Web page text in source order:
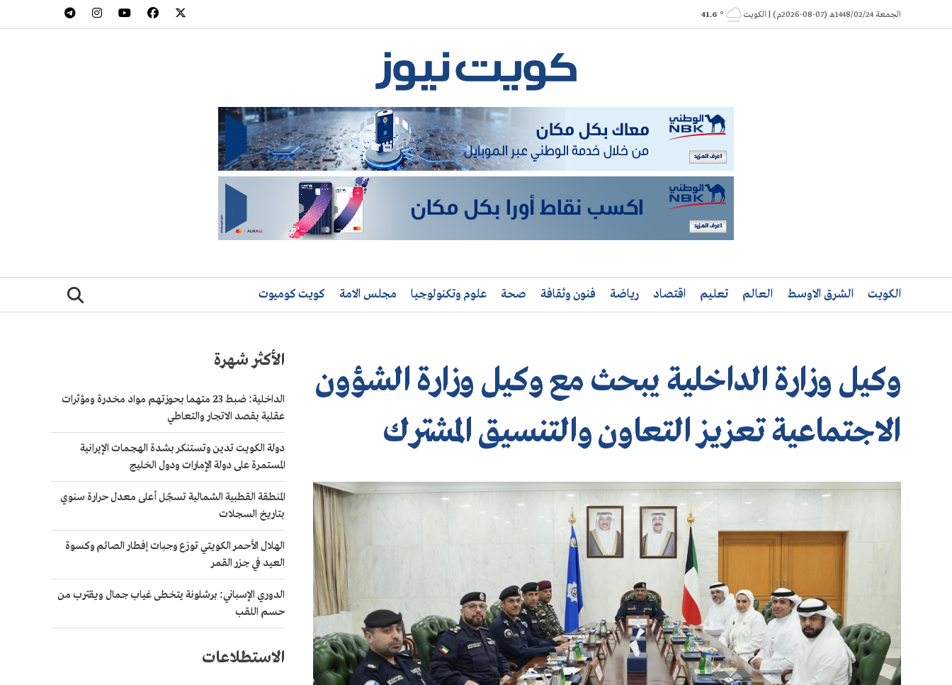
to
الجمعة 1448/02/24هـ (07-08-2026م) | الكويت ° 41.6
الكويت الشرق الاوسط العالم تعليم اقتصاد رياضة فنون وثقافة صحة علوم وتكنولوجيا مجلس الامة كويت كوميوت
وكيل وزارة الداخلية يبحث مع وكيل وزارة الشؤون
الاجتماعية تعزيز التعاون والتنسيق المشترك
الأكثر شهرة
الداخلية: ضبط 23 متهما بحوزتهم مواد مخدرة ومؤثرات
عقلية بقصد الاتجار والتعاطي
دولة الكويت تدين وتستنكر بشدة الهجمات الإيرانية
المستمرة على دولة الإمارات ودول الخليج
المنطقة القطبية الشمالية تسجّل أعلى معدل حرارة سنوي
بتاريخ السجلات
الهلال الأحمر الكويتي توزع وجبات إفطار الصائم وكسوة
العيد في جزر القمر
الدوري الإسباني: برشلونة يتخطى غياب جمال ويقترب من
حسم اللقب
الاستطلاعات